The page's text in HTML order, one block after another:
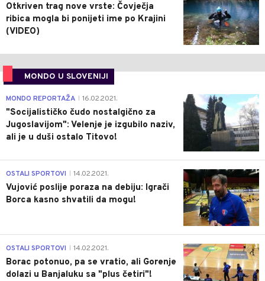
Otkriven trag nove vrste: Čovječja
ribica mogla bi ponijeti ime po Krajini
(VIDEO)
MONDO U SLOVENIJI
4
MONDO REPORTAŽA 16.02.2021.
"Socijalističko čudo nostalgično za
Jugoslavijom": Velenje je izgubilo naziv,
ali je u duši ostalo Titovo!
1
OSTALI SPORTOVI 14.02.2021.
Vujović poslije poraza na debiju: Igrači
Borca kasno shvatili da mogu!
3
OSTALI SPORTOVI 14.02.2021.
Borac potonuo, pa se vratio, ali Gorenje
dolazi u Banjaluku sa "plus četiri"!